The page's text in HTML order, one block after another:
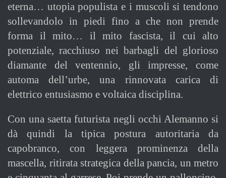
eterna… utopia populista e i muscoli si tendono
sollevandolo in piedi fino a che non prende
forma il mito… il mito fascista, il cui alto
potenziale, racchiuso nei barbagli del glorioso
diamante del ventennio, gli impresse, come
automa dell’urbe, una rinnovata carica di
elettrico entusiasmo e voltaica disciplina.
Con una saetta futurista negli occhi Alemanno si
dà quindi la tipica postura autoritaria da
capobranco, con leggera prominenza della
mascella, ritirata strategica della pancia, un metro